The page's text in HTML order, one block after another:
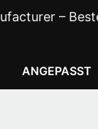
–
ANGEPASST